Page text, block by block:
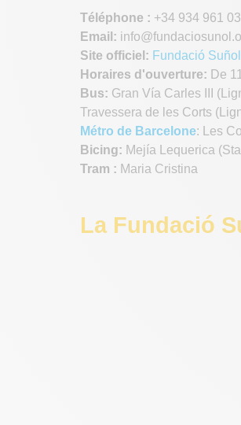
Téléphone : +34 934 961
Email:
Site officiel: Fundació Suñol
Horaires d'ouverture: De
Bus: Gran Vía Carles III
Travessera de les Corts
Métro de Barcelone: Les
Bicing: Mejía Lequerica
Tram : Maria Cristina
La Fundació